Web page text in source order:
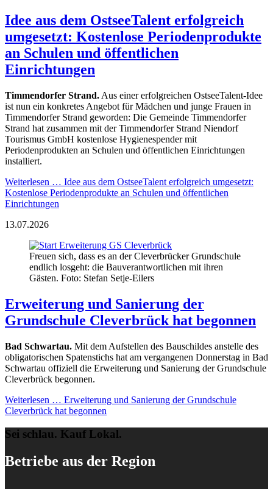
Idee aus dem OstseeTalent erfolgreich
umgesetzt: Kostenlose Periodenprodukte
an Schulen und öffentlichen
Einrichtungen
Timmendorfer Strand. Aus einer erfolgreichen OstseeTalent-Idee
ist nun ein konkretes Angebot für Mädchen und junge Frauen in
Timmendorfer Strand geworden: Die Gemeinde Timmendorfer
Strand hat zusammen mit der Timmendorfer Strand Niendorf
Tourismus GmbH kostenlose Hygienespender mit
Periodenprodukten an Schulen und öffentlichen Einrichtungen
installiert.
Weiterlesen … Idee aus dem OstseeTalent erfolgreich umgesetzt:
Kostenlose Periodenprodukte an Schulen und öffentlichen
Einrichtungen
13.07.2026
Freuen sich, dass es an der Cleverbrücker Grundschule
endlich losgeht: die Bauverantwortlichen mit ihren
Gästen. Foto: Stefan Setje-Eilers
Erweiterung und Sanierung der
Grundschule Cleverbrück hat begonnen
Bad Schwartau. Mit dem Aufstellen des Bauschildes anstelle des
obligatorischen Spatenstichs hat am vergangenen Donnerstag in Bad
Schwartau offiziell die Erweiterung und Sanierung der Grundschule
Cleverbrück begonnen.
Weiterlesen … Erweiterung und Sanierung der Grundschule
Cleverbrück hat begonnen
Sei schlau. Kauf Lokal.
Betriebe aus der Region